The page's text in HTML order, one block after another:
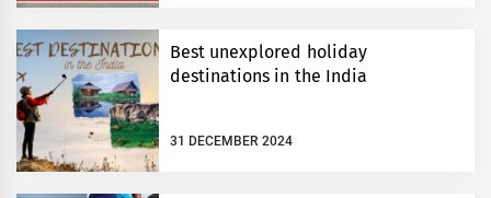
Best unexplored holiday
destinations in the India
31 DECEMBER 2024